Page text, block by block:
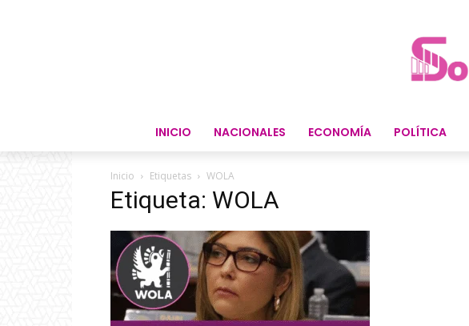
INICIO NACIONALES ECONOMÍA POLÍTICA
Inicio Etiquetas WOLA
Etiqueta: WOLA